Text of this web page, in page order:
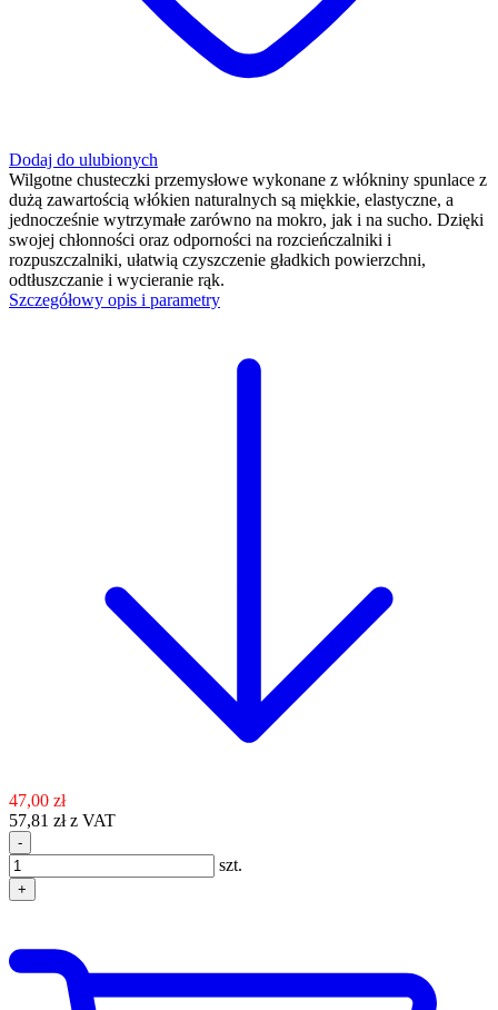
Dodaj do ulubionych
Wilgotne chusteczki przemysłowe wykonane z włókniny spunlace z
dużą zawartością włókien naturalnych są miękkie, elastyczne, a
jednocześnie wytrzymałe zarówno na mokro, jak i na sucho. Dzięki
swojej chłonności oraz odporności na rozcieńczalniki i
rozpuszczalniki, ułatwią czyszczenie gładkich powierzchni,
odtłuszczanie i wycieranie rąk.
Szczegółowy opis i parametry
47,00 zł
57,81 zł z VAT
-
szt.
+